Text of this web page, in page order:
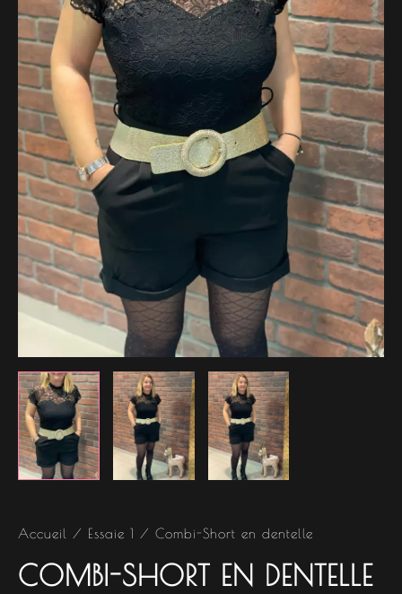
Accueil / Essaie 1 / Combi-Short en dentelle
COMBI-SHORT EN DENTELLE